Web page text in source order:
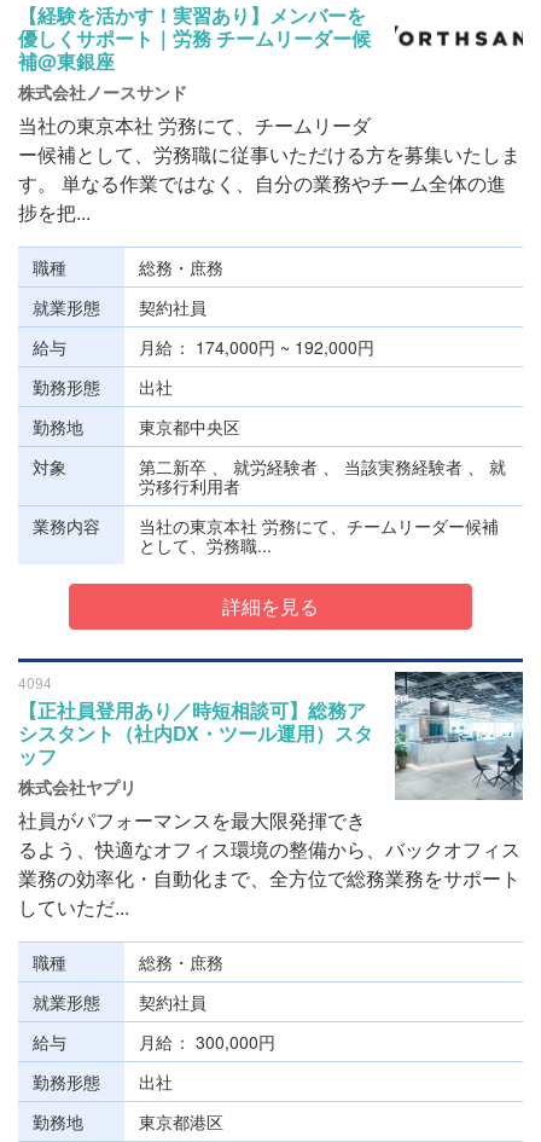
【経験を活かす！実習あり】メンバーを
優しくサポート｜労務 チームリーダー候
補@東銀座
株式会社ノースサンド
当社の東京本社 労務にて、チームリーダ
ー候補として、労務職に従事いただける方を募集いたしま
す。 単なる作業ではなく、自分の業務やチーム全体の進
捗を把...
職種
総務・庶務
就業形態
契約社員
給与
月給
174,000円 ~ 192,000円
勤務形態
出社
勤務地
東京都中央区
対象
第二新卒 、 就労経験者 、 当該実務経験者 、 就
労移行利用者
業務内容
当社の東京本社 労務にて、チームリーダー候補
として、労務職...
詳細を見る
4094
【正社員登用あり／時短相談可】総務ア
シスタント（社内DX・ツール運用）スタ
ッフ
株式会社ヤプリ
社員がパフォーマンスを最大限発揮でき
るよう、快適なオフィス環境の整備から、バックオフィス
業務の効率化・自動化まで、全方位で総務業務をサポート
していただ...
職種
総務・庶務
就業形態
契約社員
給与
月給
300,000円
勤務形態
出社
勤務地
東京都港区